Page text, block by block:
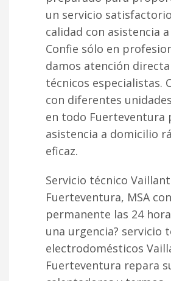
un servicio
calidad con asistencia
Confie sólo en
damos atención
técnicos especialistas.
con diferentes
en todo Fuerteventura
asistencia a domicilio
eficaz.
Servicio técnico Vaillant
Fuerteventura, MSA
permanente las 24
una urgencia? servicio
electrodomésticos
Fuerteventura repara